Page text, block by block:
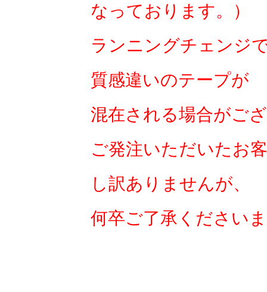
なっております。）
ランニングチェンジ
質感違いのテープが
混在される場合がご
ご発注いただいたお
し訳ありませんが、
何卒ご了承ください